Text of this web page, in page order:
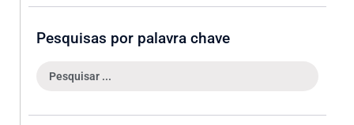
Pesquisas por palavra chave